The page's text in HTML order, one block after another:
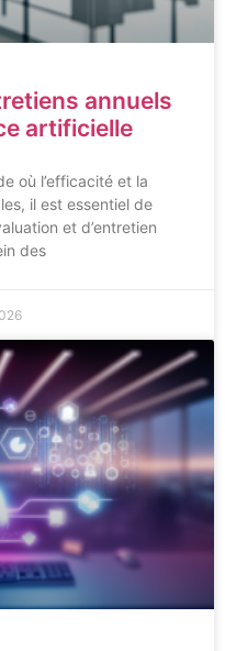
annuels
artificielle
où l’efficacité et la
il est essentiel de
et d’entretien
des